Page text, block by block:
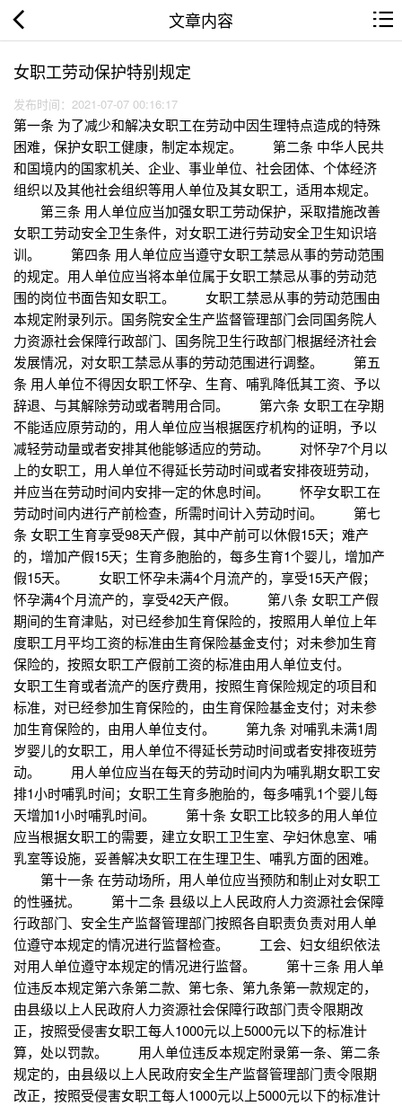
文章内容
女职工劳动保护特别规定
发布时间：2021-07-07 00:16:17
第一条 为了减少和解决女职工在劳动中因生理特点造成的特殊
困难，保护女职工健康，制定本规定。 第二条 中华人民共
和国境内的国家机关、企业、事业单位、社会团体、个体经济
组织以及其他社会组织等用人单位及其女职工，适用本规定。
第三条 用人单位应当加强女职工劳动保护，采取措施改善
女职工劳动安全卫生条件，对女职工进行劳动安全卫生知识培
训。 第四条 用人单位应当遵守女职工禁忌从事的劳动范围
的规定。用人单位应当将本单位属于女职工禁忌从事的劳动范
围的岗位书面告知女职工。 女职工禁忌从事的劳动范围由
本规定附录列示。国务院安全生产监督管理部门会同国务院人
力资源社会保障行政部门、国务院卫生行政部门根据经济社会
发展情况，对女职工禁忌从事的劳动范围进行调整。 第五
条 用人单位不得因女职工怀孕、生育、哺乳降低其工资、予以
辞退、与其解除劳动或者聘用合同。 第六条 女职工在孕期
不能适应原劳动的，用人单位应当根据医疗机构的证明，予以
减轻劳动量或者安排其他能够适应的劳动。 对怀孕7个月以
上的女职工，用人单位不得延长劳动时间或者安排夜班劳动，
并应当在劳动时间内安排一定的休息时间。 怀孕女职工在
劳动时间内进行产前检查，所需时间计入劳动时间。 第七
条 女职工生育享受98天产假，其中产前可以休假15天；难产
的，增加产假15天；生育多胞胎的，每多生育1个婴儿，增加产
假15天。 女职工怀孕未满4个月流产的，享受15天产假；
怀孕满4个月流产的，享受42天产假。 第八条 女职工产假
期间的生育津贴，对已经参加生育保险的，按照用人单位上年
度职工月平均工资的标准由生育保险基金支付；对未参加生育
保险的，按照女职工产假前工资的标准由用人单位支付。
女职工生育或者流产的医疗费用，按照生育保险规定的项目和
标准，对已经参加生育保险的，由生育保险基金支付；对未参
加生育保险的，由用人单位支付。 第九条 对哺乳未满1周
岁婴儿的女职工，用人单位不得延长劳动时间或者安排夜班劳
动。 用人单位应当在每天的劳动时间内为哺乳期女职工安
排1小时哺乳时间；女职工生育多胞胎的，每多哺乳1个婴儿每
天增加1小时哺乳时间。 第十条 女职工比较多的用人单位
应当根据女职工的需要，建立女职工卫生室、孕妇休息室、哺
乳室等设施，妥善解决女职工在生理卫生、哺乳方面的困难。
第十一条 在劳动场所，用人单位应当预防和制止对女职工
的性骚扰。 第十二条 县级以上人民政府人力资源社会保障
行政部门、安全生产监督管理部门按照各自职责负责对用人单
位遵守本规定的情况进行监督检查。 工会、妇女组织依法
对用人单位遵守本规定的情况进行监督。 第十三条 用人单
位违反本规定第六条第二款、第七条、第九条第一款规定的，
由县级以上人民政府人力资源社会保障行政部门责令限期改
正，按照受侵害女职工每人1000元以上5000元以下的标准计
算，处以罚款。 用人单位违反本规定附录第一条、第二条
规定的，由县级以上人民政府安全生产监督管理部门责令限期
改正，按照受侵害女职工每人1000元以上5000元以下的标准计